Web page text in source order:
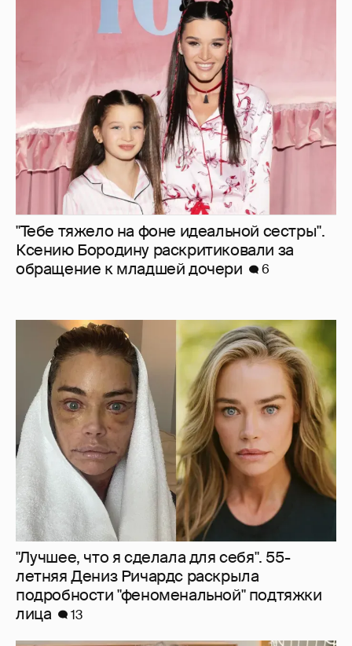
"Тебе тяжело на фоне идеальной сестры".
Ксению Бородину раскритиковали за
обращение к младшей дочери
"Лучшее, что я сделала для себя". 55-
летняя Дениз Ричардс раскрыла
подробности "феноменальной" подтяжки
лица
13